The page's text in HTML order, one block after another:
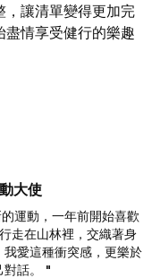
，讓清單變得更加完
情享受健行的樂趣
大使
運動，一年前開始喜歡
走在山林裡，交織著身
愛這種衝突感，更樂於
對話。 "